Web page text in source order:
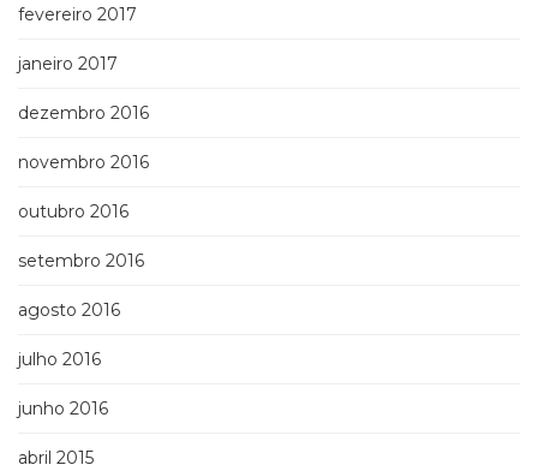
fevereiro 2017
janeiro 2017
dezembro 2016
novembro 2016
outubro 2016
setembro 2016
agosto 2016
julho 2016
junho 2016
abril 2015